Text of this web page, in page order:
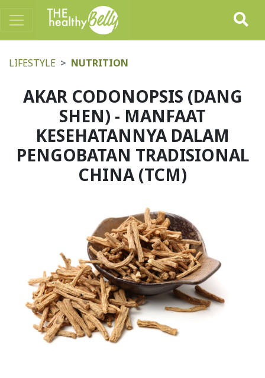
LIFESTYLE NUTRITION
AKAR CODONOPSIS (DANG
SHEN) - MANFAAT
KESEHATANNYA DALAM
PENGOBATAN TRADISIONAL
CHINA (TCM)